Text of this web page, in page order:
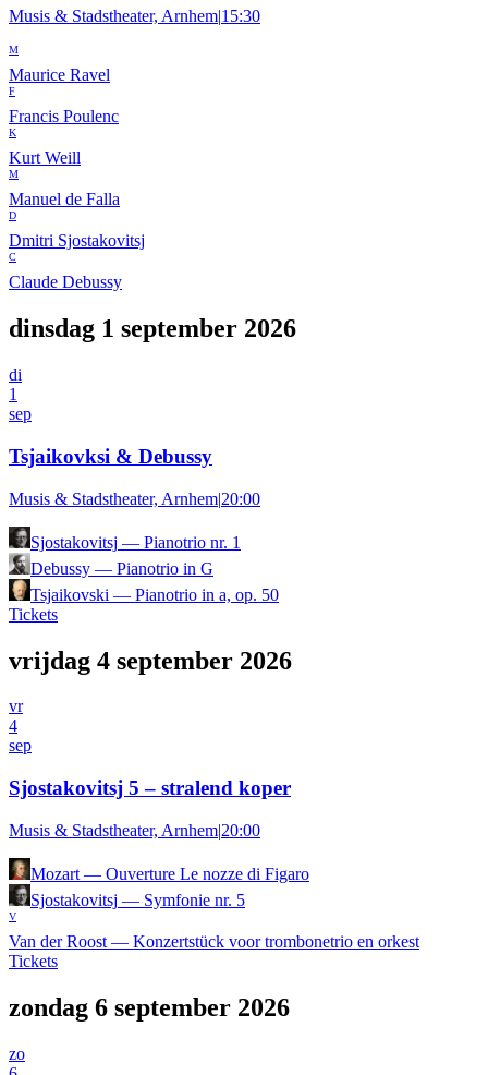
Musis & Stadstheater, Arnhem|15:30
M
Maurice Ravel
F
Francis Poulenc
K
Kurt Weill
M
Manuel de Falla
D
Dmitri Sjostakovitsj
C
Claude Debussy
dinsdag 1 september 2026
di
1
sep
Tsjaikovksi & Debussy
Musis & Stadstheater, Arnhem|20:00
Sjostakovitsj — Pianotrio nr. 1
Debussy — Pianotrio in G
Tsjaikovski — Pianotrio in a, op. 50
Tickets
vrijdag 4 september 2026
vr
4
sep
Sjostakovitsj 5 – stralend koper
Musis & Stadstheater, Arnhem|20:00
Mozart — Ouverture Le nozze di Figaro
Sjostakovitsj — Symfonie nr. 5
V
Van der Roost — Konzertstück voor trombonetrio en orkest
Tickets
zondag 6 september 2026
zo